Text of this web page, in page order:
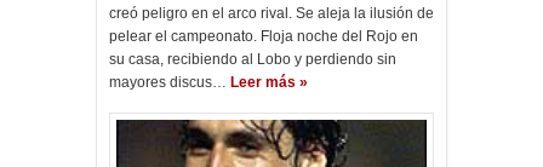
creó peligro en el arco rival. Se aleja la ilusión de
pelear el campeonato. Floja noche del Rojo en
su casa, recibiendo al Lobo y perdiendo sin
mayores discus… Leer más »